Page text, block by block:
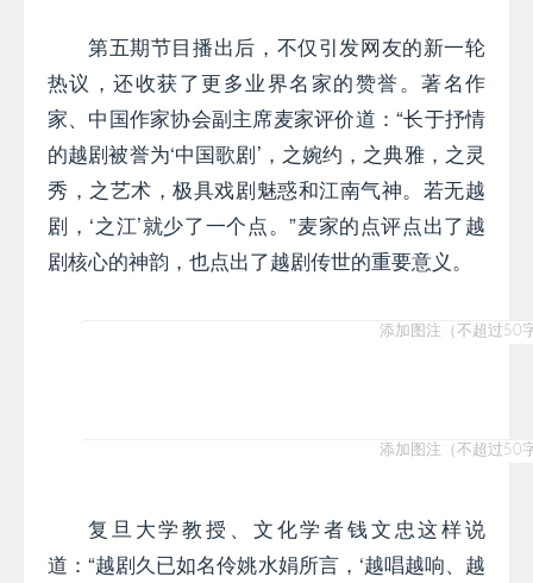
第五期节目播出后，不仅引发网友的新一轮
热议，还收获了更多业界名家的赞誉。著名作
家、中国作家协会副主席麦家评价道：“长于抒情
的越剧被誉为‘中国歌剧’，之婉约，之典雅，之灵
秀，之艺术，极具戏剧魅惑和江南气神。若无越
剧，‘之江’就少了一个点。”麦家的点评点出了越
剧核心的神韵，也点出了越剧传世的重要意义。
复旦大学教授、文化学者钱文忠这样说
道：“越剧久已如名伶姚水娟所言，‘越唱越响、越